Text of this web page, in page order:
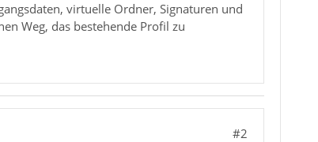
virtuelle Ordner, Signaturen und
Weg, das bestehende Profil zu
#2